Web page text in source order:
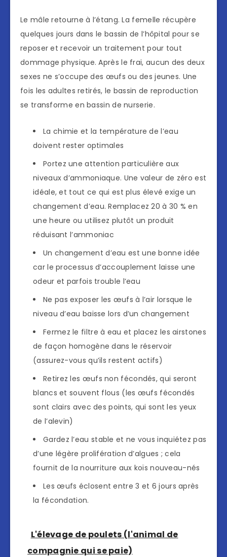
Le mâle retourne à l’étang. La femelle récupère
quelques jours dans le bassin de l’hôpital pour se
reposer et recevoir un traitement pour tout
dommage physique. Après le frai, aucun des deux
sexes ne s’occupe des œufs ou des jeunes. Une
fois les adultes retirés, le bassin de reproduction
se transforme en bassin de nurserie.
La chimie et la température de l’eau
doivent rester optimales
Portez une attention particulière aux
niveaux d’ammoniaque. Une valeur de zéro est
idéale, et tout ce qui est plus élevé exige un
changement d’eau. Remplacez 20 à 30 % en
une heure ou utilisez plutôt un produit
réduisant l’ammoniac
Un changement d’eau est une bonne idée
car le processus d’accouplement laisse une
odeur et parfois trouble l’eau
Ne pas exposer les œufs à l’air lorsque le
niveau d’eau baisse lors d’un changement
Fermez le filtre à eau et placez les airstones
de façon homogène dans le réservoir
(assurez-vous qu’ils restent actifs)
Retirez les œufs non fécondés, qui seront
blancs et souvent flous (les œufs fécondés
sont clairs avec des points, qui sont les yeux
de l’alevin)
Gardez l’eau stable et ne vous inquiétez pas
d’une légère prolifération d’algues ; cela
fournit de la nourriture aux koïs nouveau-nés
Les œufs éclosent entre 3 et 6 jours après
la fécondation.
L'élevage de poulets (l'animal de
compagnie qui se paie)